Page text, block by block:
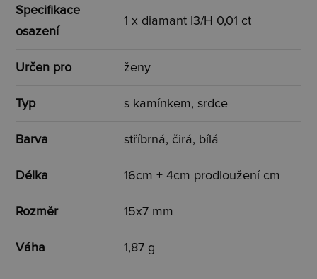
Specifikace
osazení
1 x diamant I3/H 0,01 ct
Určen pro ženy
Typ s kamínkem, srdce
Barva stříbrná, čirá, bílá
Délka 16cm + 4cm prodloužení cm
Rozměr 15x7 mm
Váha 1,87 g